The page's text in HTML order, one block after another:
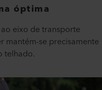
óptima
eixo de transporte
mantém-se precisamente
telhado.